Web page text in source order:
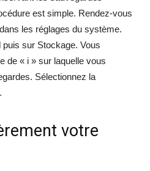
est simple. Rendez-vous
les réglages du système.
sur Stockage. Vous
de « i » sur laquelle vous
Sélectionnez la
votre